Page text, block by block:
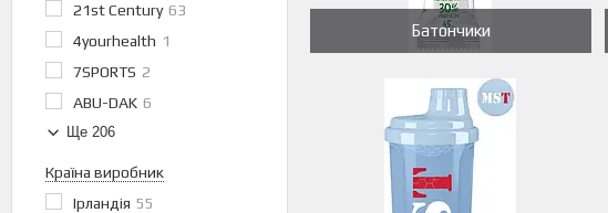
21st Century 63
4yourhealth 1
7SPORTS 2
ABU-DAK 6
Ще 206
Країна виробник
Ірландія 55
Батончики